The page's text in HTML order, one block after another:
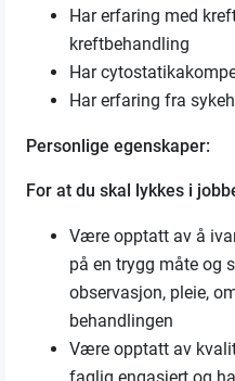
Har erfaring med
kreftbehandling
Har
Har erfaring fra
Personlige egenskaper:
For at du skal lykkes i
Være opptatt av å
på en trygg måte og
observasjon, pleie,
behandlingen
Være opptatt av